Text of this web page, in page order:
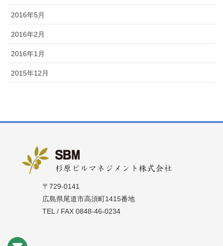
2016年5月
2016年2月
2016年1月
2015年12月
〒729-0141
広島県尾道市高須町1415番地
TEL / FAX 0848-46-0234